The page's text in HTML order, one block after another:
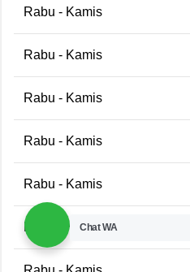
Rabu - Kamis
Rabu - Kamis
Rabu - Kamis
Rabu - Kamis
Rabu - Kamis
Rabu - Kamis
Chat WA